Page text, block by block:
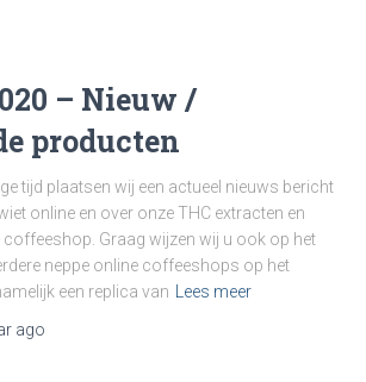
– Nieuw /
producten
tijd plaatsen wij een actueel nieuws bericht
online en over onze THC extracten en
coffeeshop. Graag wijzen wij u ook op het
neppe online coffeeshops op het
een replica van
Lees meer
ago